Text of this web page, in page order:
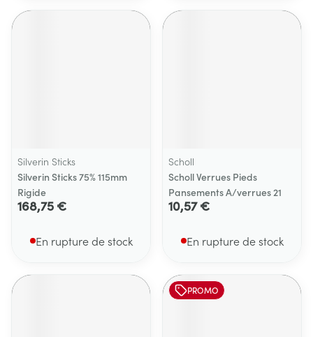
Silverin Sticks
Silverin Sticks 75% 115mm
Rigide
168,75 €
En rupture de stock
Scholl
Scholl Verrues Pieds
Pansements A/verrues 21
10,57 €
En rupture de stock
PROMO